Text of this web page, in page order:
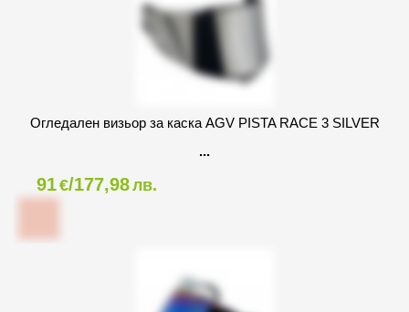
Огледален визьор за каска AGV PISTA RACE 3 SILVER
91€/177,98лв.